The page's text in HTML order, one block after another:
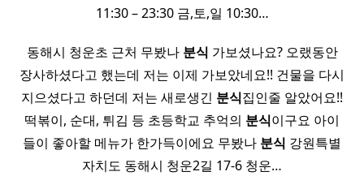
11:30 – 23:30 금,토,일 10:30…
동해시 청운초 근처 무봤나 분식 가보셨나요? 오랬동안
장사하셨다고 했는데 저는 이제 가보았네요!! 건물을 다시
지으셨다고 하던데 저는 새로생긴 분식집인줄 알았어요!!
떡볶이, 순대, 튀김 등 초등학교 추억의 분식이구요 아이
들이 좋아할 메뉴가 한가득이에요 무봤나 분식 강원특별
자치도 동해시 청운2길 17-6 청운…